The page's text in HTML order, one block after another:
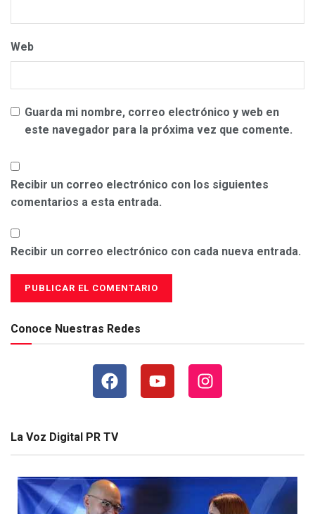
Web
Guarda mi nombre, correo electrónico y web en
este navegador para la próxima vez que comente.
Recibir un correo electrónico con los siguientes
comentarios a esta entrada.
Recibir un correo electrónico con cada nueva entrada.
Conoce Nuestras Redes
La Voz Digital PR TV